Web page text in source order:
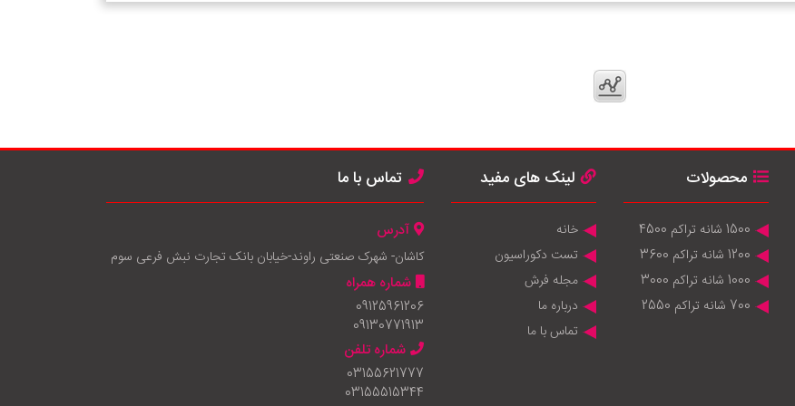
محصولات
1500 شانه تراکم 4500
1200 شانه تراکم 3600
1000 شانه تراکم 3000
700 شانه تراکم 2550
لینک های مفید
خانه
تست دکوراسیون
مجله فرش
درباره ما
تماس با ما
تماس با ما
آدرس
کاشان- شهرک صنعتی راوند-خیابان بانک تجارت نبش فرعی سوم
شماره همراه
09125961206
09130771913
شماره تلفن
03155621777
03155515344